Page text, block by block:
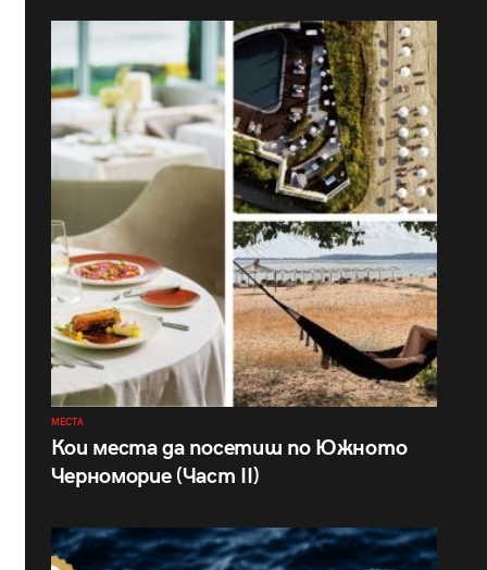
МЕСТА
Кои места да посетиш по Южното
Черноморие (Част II)